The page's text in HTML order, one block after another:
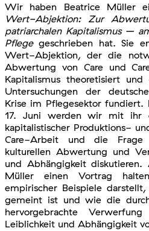
Wir haben Beatrice Müller
Wert-Abjektion: Zur
patriarchalen Kapitalismus –
Pflegegeschrieben hat. Sie
Wert-Abjektion, der die
Abwertung von Care und
Kapitalismus theoretisiert
Untersuchungen der
Krise im Pflegesektor fundiert.
17. Juni werden wir mit ihr
kapitalistischer Produktions-
Care-Arbeit und die Frage
kulturellen Abwertung und
und Abhängigkeit
Müller einen Vortrag
empirischer Beispiele
gemeint ist und wie die
hervorgebrachte
Leiblichkeit und Abhängigkeit